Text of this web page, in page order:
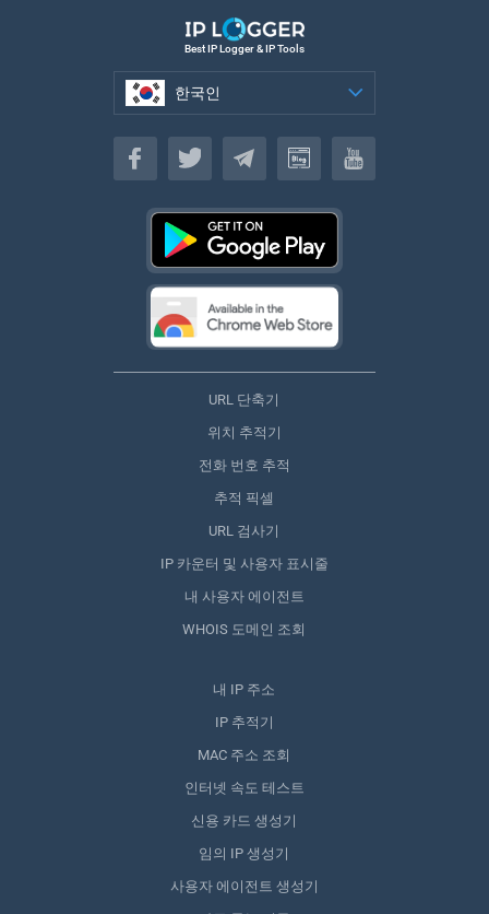
Best IP Logger & IP Tools
한국인
한국인
URL 단축기
위치 추적기
전화 번호 추적
추적 픽셀
URL 검사기
IP 카운터 및 사용자 표시줄
내 사용자 에이전트
WHOIS 도메인 조회
내 IP 주소
IP 추적기
MAC 주소 조회
인터넷 속도 테스트
신용 카드 생성기
임의 IP 생성기
사용자 에이전트 생성기